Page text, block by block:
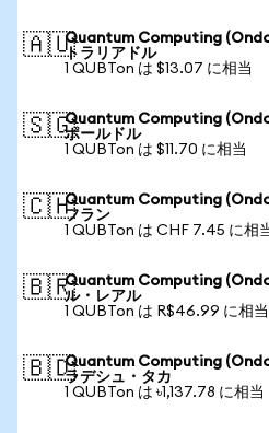
🇦🇺Quantum Computing
トラリアドル
1 QUBTon は $13.07 に相当
🇸🇬Quantum Computing
ポールドル
1 QUBTon は $11.70 に相当
🇨🇭Quantum Computing
フラン
1 QUBTon は CHF 7.45 に相
🇧🇷Quantum Computing
ル・レアル
1 QUBTon は R$46.99 に相当
🇧🇩Quantum Computing
ラデシュ・タカ
1 QUBTon は ৳1,137.78 に相当